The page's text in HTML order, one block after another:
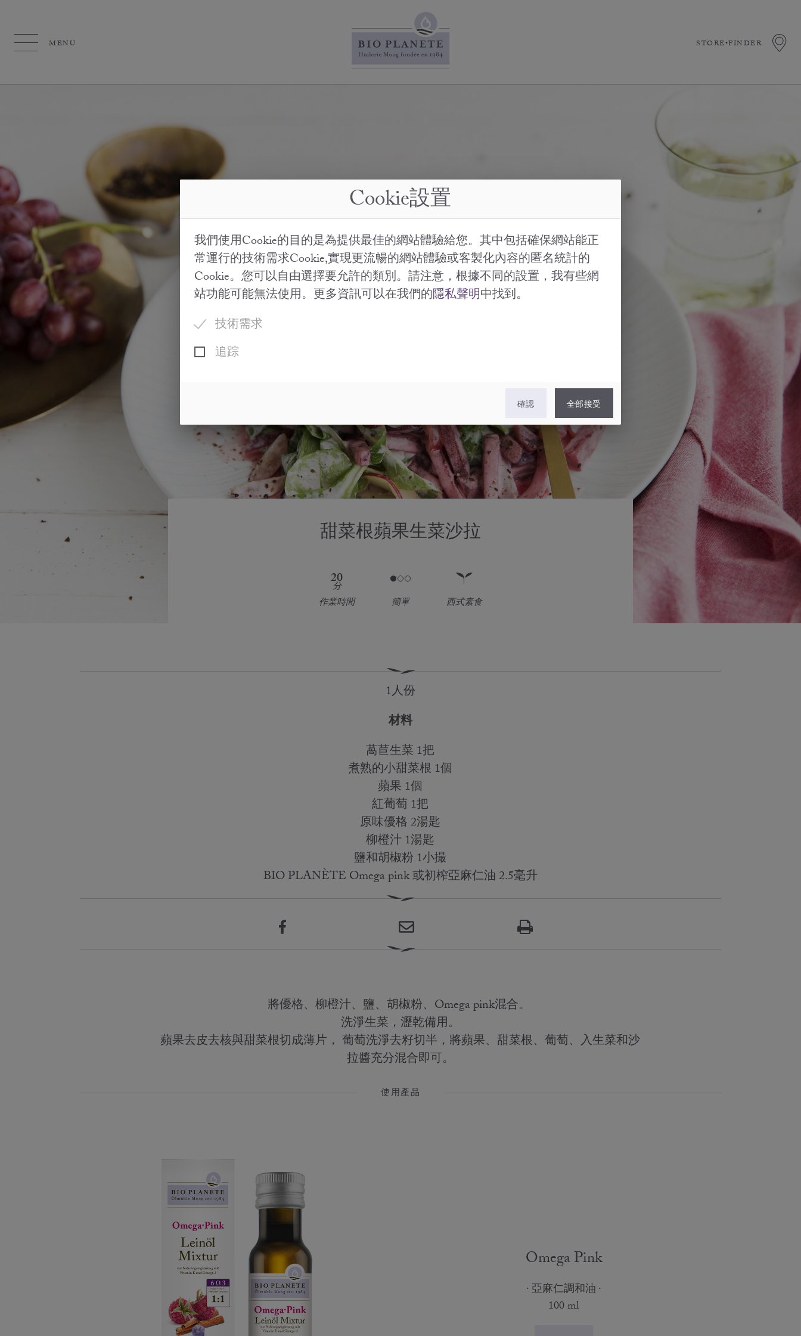
MENU STORE•FINDER
Cookie設置
我們使用Cookie的目的是為提供最佳的網站體驗給您。其中包括確保網站能正
常運行的技術需求Cookie,實現更流暢的網站體驗或客製化內容的匿名統計的
Cookie。您可以自由選擇要允許的類別。請注意，根據不同的設置，我有些網
站功能可能無法使用。更多資訊可以在我們的隱私聲明中找到。
技術需求
追踪
確認 全部接受
甜菜根蘋果生菜沙拉
20
分
作業時間
簡單 西式素食
1人份
材料
萵苣生菜 1把
煮熟的小甜菜根 1個
蘋果 1個
紅葡萄 1把
原味優格 2湯匙
柳橙汁 1湯匙
鹽和胡椒粉 1小撮
BIO PLANÈTE Omega pink 或初榨亞麻仁油 2.5毫升
將優格、柳橙汁、鹽、胡椒粉、Omega pink混合。
洗淨生菜，瀝乾備用。
蘋果去皮去核與甜菜根切成薄片， 葡萄洗淨去籽切半，將蘋果、甜菜根、葡萄、入生菜和沙
拉醬充分混合即可。
使用產品
Omega Pink
亞麻仁調和油
100 ml